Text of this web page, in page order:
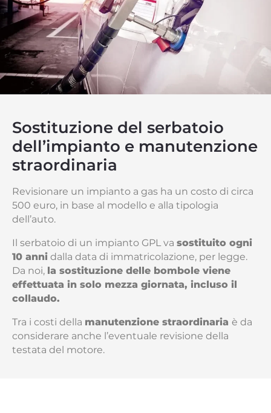
Sostituzione del serbatoio
dell’impianto e manutenzione
straordinaria
Revisionare un impianto a gas ha un costo di circa
500 euro, in base al modello e alla tipologia
dell’auto.
Il serbatoio di un impianto GPL va sostituito ogni
10 anni dalla data di immatricolazione, per legge.
Da noi, la sostituzione delle bombole viene
effettuata in solo mezza giornata, incluso il
collaudo.
Tra i costi della manutenzione straordinaria è da
considerare anche l’eventuale revisione della
testata del motore.